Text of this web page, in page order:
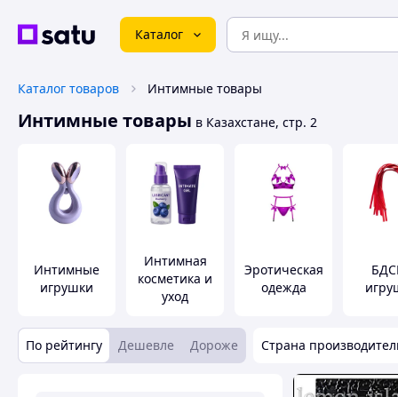
Каталог
Каталог товаров Интимные товары
Интимные товары в Казахстане, стр. 2
Интимные
игрушки
Интимная
косметика и
уход
Эротическая
одежда
По рейтингу Дешевле Дороже Страна